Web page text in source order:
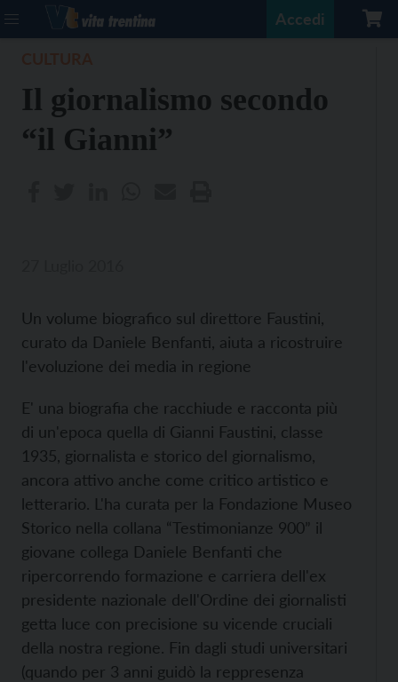
Accedi
Il giornalismo secondo
“il Gianni”
Un volume biografico sul direttore Faustini,
curato da Daniele Benfanti, aiuta a ricostruire
l'evoluzione dei media in regione
E' una biografia che racchiude e racconta più
di un'epoca quella di Gianni Faustini, classe
1935, giornalista e storico del giornalismo,
ancora attivo anche come critico artistico e
letterario. L'ha curata per la Fondazione Museo
Storico nella collana “Testimonianze 900” il
giovane collega Daniele Benfanti che
ripercorrendo formazione e carriera dell'ex
presidente nazionale dell'Ordine dei giornalisti
getta luce con precisione su vicende cruciali
della nostra regione. Fin dagli studi universitari
(quando per 3 anni guidò la reppresenza